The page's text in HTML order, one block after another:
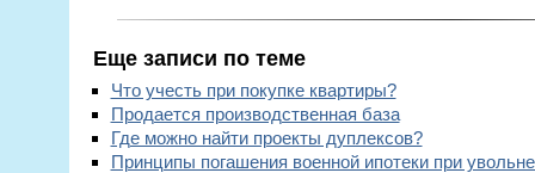
Еще записи по теме
Что учесть при покупке квартиры?
Продается производственная база
Где можно найти проекты дуплексов?
Принципы погашения военной ипотеки при